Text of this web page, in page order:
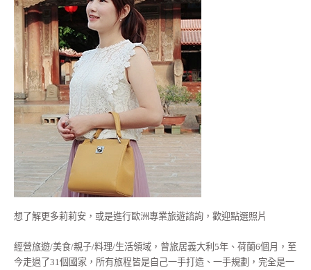
想了解更多莉莉安，或是進行歐洲專業旅遊諮詢，歡迎點選照片
經營旅遊/美食/親子/料理/生活領域，曾旅居義大利5年、荷蘭6個月，至
今走過了31個國家，所有旅程皆是自己一手打造、一手規劃，完全是一